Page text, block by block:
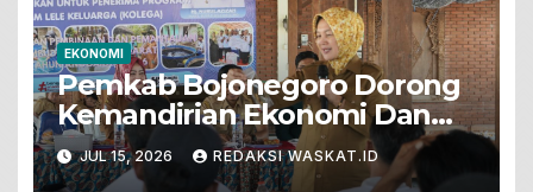
EKONOMI
Pemkab Bojonegoro Dorong
Kemandirian Ekonomi Dan
Pemenuhan Gizi Lewat
Program Kolega
JUL 15, 2026 REDAKSI WASKAT.ID